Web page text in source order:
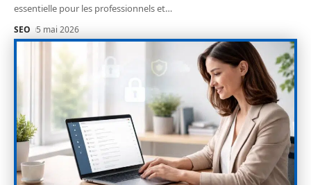
essentielle pour les professionnels et…
SEO 5 mai 2026